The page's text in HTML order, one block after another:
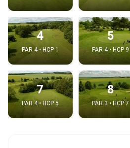
4
PAR 4 • HCP 1
5
PAR 4 • HCP 9
7
PAR 4 • HCP 5
8
PAR 3 • HCP 7